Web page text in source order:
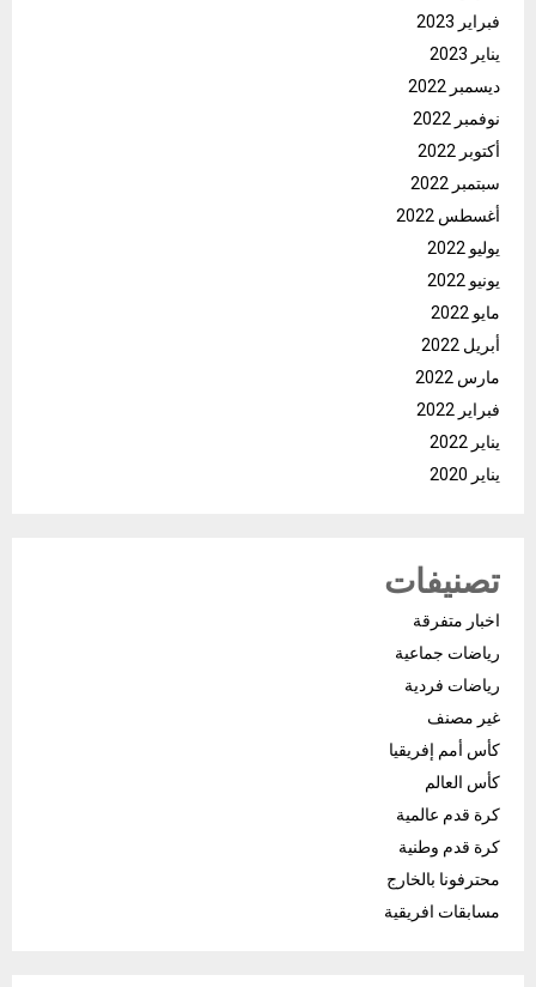
فبراير 2023
يناير 2023
ديسمبر 2022
نوفمبر 2022
أكتوبر 2022
سبتمبر 2022
أغسطس 2022
يوليو 2022
يونيو 2022
مايو 2022
أبريل 2022
مارس 2022
فبراير 2022
يناير 2022
يناير 2020
تصنيفات
اخبار متفرقة
رياضات جماعية
رياضات فردية
غير مصنف
كأس أمم إفريقيا
كأس العالم
كرة قدم عالمية
كرة قدم وطنية
محترفونا بالخارج
مسابقات افريقية